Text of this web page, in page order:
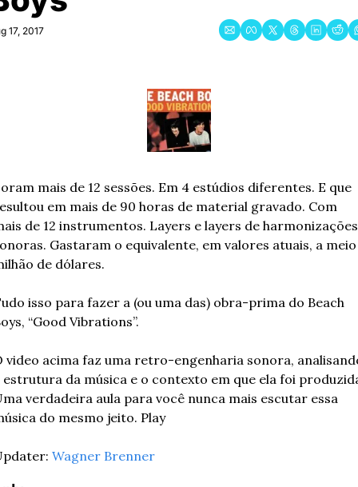
17, 2017
mais de 12 sessões. Em 4 estúdios diferentes. E que
em mais de 90 horas de material gravado. Com
de 12 instrumentos. Layers e layers de harmonizações
Gastaram o equivalente, em valores atuais, a meio
de dólares.
isso para fazer a (ou uma das) obra-prima do Beach
“Good Vibrations”.
video acima faz uma retro-engenharia sonora,
estrutura da música e o contexto em que ela foi
verdadeira aula para você nunca mais escutar essa
do mesmo jeito. Play
Wagner Brenner